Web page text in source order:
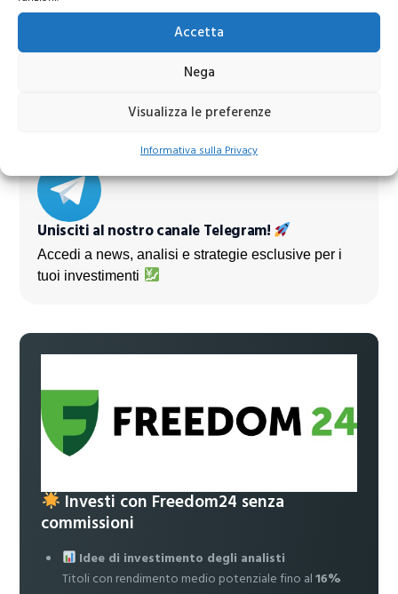
Accetta
Nega
Visualizza le preferenze
Informativa sulla Privacy
Azioni banche europee da mettere nel mirino nei
Unisciti al nostro canale Telegram!
Accedi a news, analisi e strategie esclusive per i
tuoi investimenti
Investi con Freedom24 senza
commissioni
Idee di investimento degli analisti
Titoli con rendimento medio potenziale fino al16%